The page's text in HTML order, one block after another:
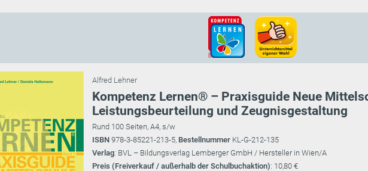
Alfred Lehner
Kompetenz Lernen® – Praxisguide Neue
Leistungsbeurteilung und Zeugnisgestaltung
Rund 100 Seiten, A4, s/w
ISBN 978-3-85221-213-5, Bestellnummer KL-G-212-135
Verlag: BVL – Bildungsverlag Lemberger GmbH / Hersteller in Wien/A
Preis (Freiverkauf / außerhalb der Schulbuchaktion): 10,80 €